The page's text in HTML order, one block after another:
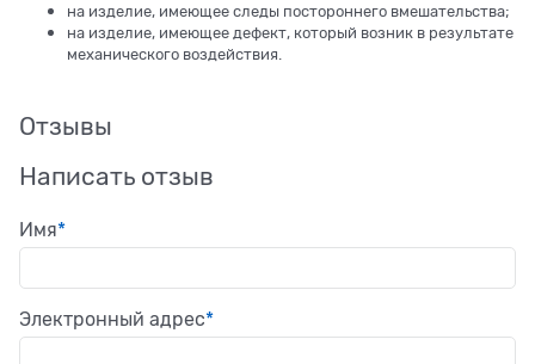
на изделие, имеющее следы постороннего вмешательства;
на изделие, имеющее дефект, который возник в результате
механического воздействия.
Отзывы
Написать отзыв
Имя
Электронный адрес